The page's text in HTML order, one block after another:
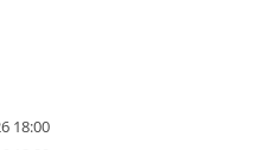
18:00